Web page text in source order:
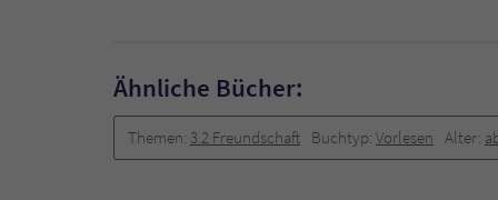
Ähnliche Bücher:
Themen: 3.2 Freundschaft Buchtyp: Vorlesen Alter: